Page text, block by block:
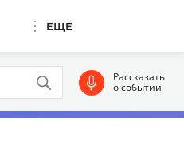
ЕЩЕ
Рассказать
о событии